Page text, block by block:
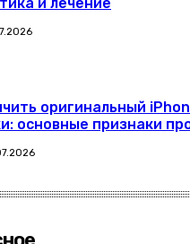
и лечение
оригинальный
основные признаки